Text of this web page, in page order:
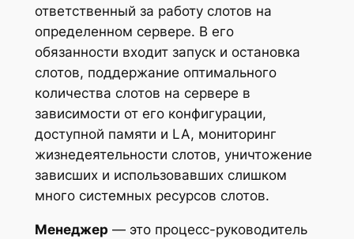
ответственный за работу слотов на
определенном сервере. В его
обязанности входит запуск и остановка
слотов, поддержание оптимального
количества слотов на сервере в
зависимости от его конфигурации,
доступной памяти и LA, мониторинг
жизнедеятельности слотов, уничтожение
зависших и использовавших слишком
много системных ресурсов слотов.
Менеджер — это процесс-руководитель